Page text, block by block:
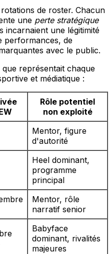
de roster. Chacun
une perte stratégique
incarnaient une légitimité
performances, de
avec le public.
représentait chaque
et médiatique :
Rôle potentiel
non exploité
Mentor, figure
d'autorité
Heel dominant,
programme
principal
Mentor, rôle
narratif senior
Babyface
dominant, rivalités
majeures